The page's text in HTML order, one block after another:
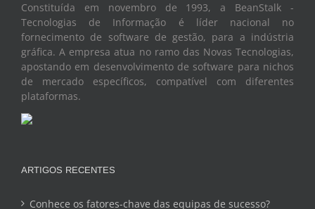
Constituída em novembro de 1993, a BeanStalk -
Tecnologias de Informação é líder nacional no
fornecimento de software de gestão, para a indústria
gráfica. A empresa atua no ramo das Novas Tecnologias,
apostando em desenvolvimento de software para nichos
de mercado específicos, compatível com diferentes
plataformas.
ARTIGOS RECENTES
Conhece os fatores-chave das equipas de sucesso?